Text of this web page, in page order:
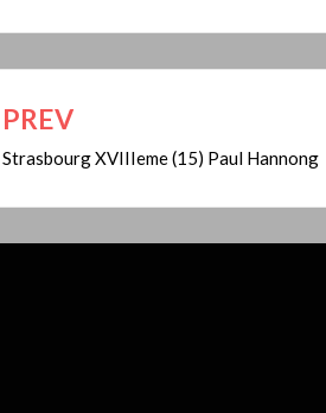
Navigation
de
l’article
PREV
Strasbourg XVIIIeme (15) Paul Hannong